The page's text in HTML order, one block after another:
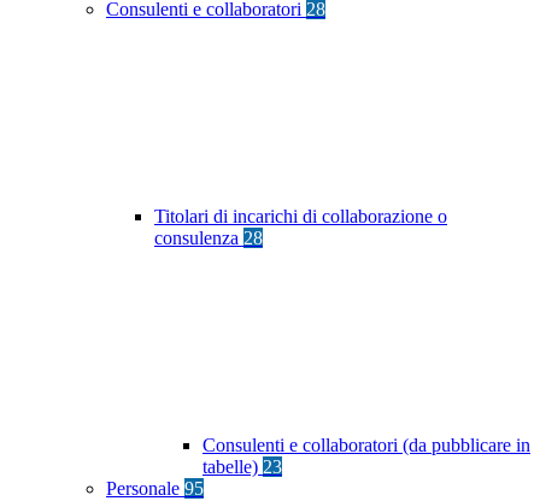
Consulenti e collaboratori 28
Titolari di incarichi di collaborazione o
consulenza 28
Consulenti e collaboratori (da pubblicare in
tabelle) 23
Personale 95